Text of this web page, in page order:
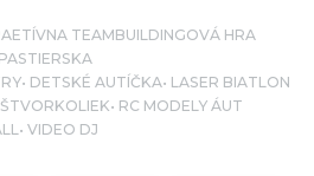
TEAMBUILDINGOVÁ HRA
DETSKÉ AUTÍČKA LASER BIATLON
RC MODELY ÁUT
VIDEO DJ